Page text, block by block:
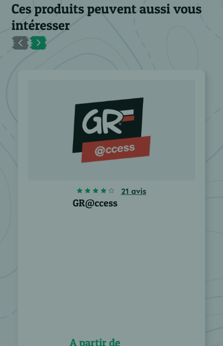
Ces produits peuvent aussi vous
intéresser
21 avis
GR@ccess
A partir de